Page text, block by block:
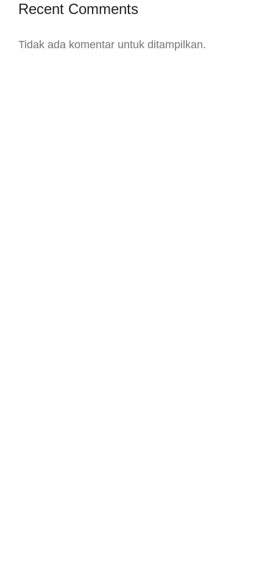
Recent Comments
Tidak ada komentar untuk ditampilkan.